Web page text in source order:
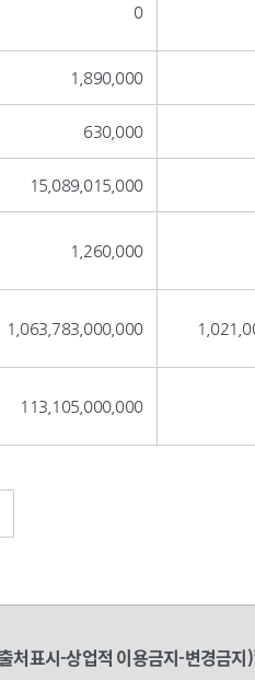
0
1,890,000
630,000
15,089,015,000
1,260,000
1,063,783,000,000
113,105,000,000
처표시-상업적 이용금지-변경금지